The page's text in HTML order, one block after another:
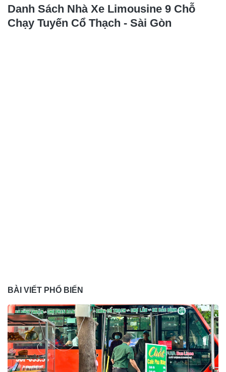
Danh Sách Nhà Xe Limousine 9 Chỗ
Chạy Tuyến Cổ Thạch - Sài Gòn
BÀI VIẾT PHỔ BIẾN